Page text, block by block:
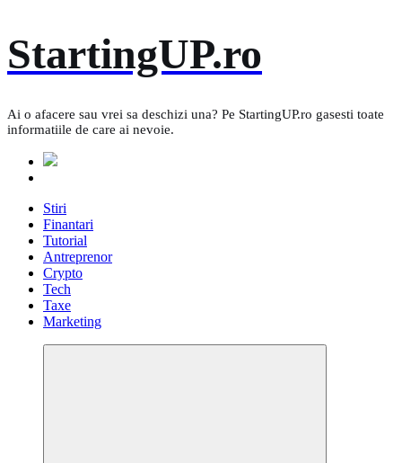
to
content
StartingUP.ro
Ai o afacere sau vrei sa deschizi una? Pe StartingUP.ro gasesti toate
informatiile de care ai nevoie.
Stiri
Finantari
Tutorial
Antreprenor
Crypto
Tech
Taxe
Marketing